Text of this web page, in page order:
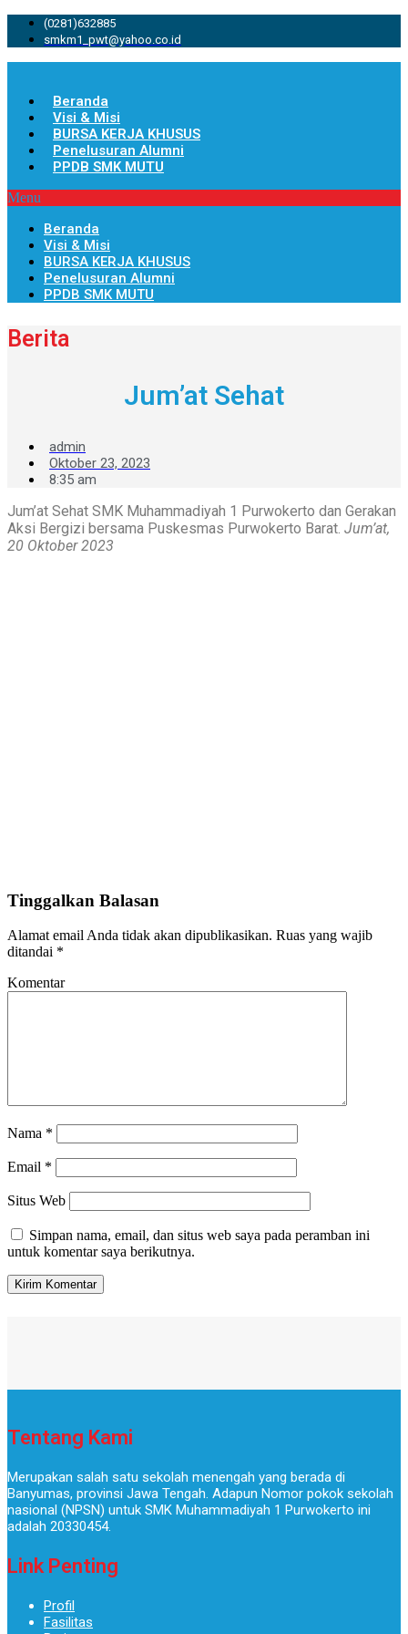
(0281)632885
smkm1_pwt@yahoo.co.id
Beranda
Visi & Misi
BURSA KERJA KHUSUS
Penelusuran Alumni
PPDB SMK MUTU
Menu
Beranda
Visi & Misi
BURSA KERJA KHUSUS
Penelusuran Alumni
PPDB SMK MUTU
Berita
Jum’at Sehat
admin
Oktober 23, 2023
8:35 am
Jum’at Sehat SMK Muhammadiyah 1 Purwokerto dan Gerakan
Aksi Bergizi bersama Puskesmas Purwokerto Barat. Jum’at,
20 Oktober 2023
Tinggalkan Balasan
Alamat email Anda tidak akan dipublikasikan. Ruas yang wajib
ditandai *
Komentar
Nama *
Email *
Situs Web
Simpan nama, email, dan situs web saya pada peramban ini
untuk komentar saya berikutnya.
Tentang Kami
Merupakan salah satu sekolah menengah yang berada di
Banyumas, provinsi Jawa Tengah. Adapun Nomor pokok sekolah
nasional (NPSN) untuk SMK Muhammadiyah 1 Purwokerto ini
adalah 20330454.
Link Penting
Profil
Fasilitas